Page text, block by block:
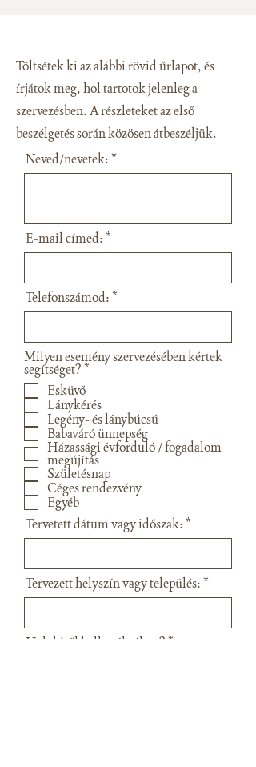
Töltsétek ki az alábbi rövid űrlapot, és
írjátok meg, hol tartotok jelenleg a
szervezésben. A részleteket az első
beszélgetés során közösen átbeszéljük.
Neved/nevetek:
E-mail címed:
Telefonszámod:
Milyen esemény szervezésében kértek
segítséget?*K
e
l
e
z
ő
Esküvő
Lánykérés
Legény- és lánybúcsú
Babaváró ünnepség
Házassági évforduló / fogadalom
megújítás
Születésnap
Céges rendezvény
Egyéb
Tervetett dátum vagy időszak:
Tervezett helyszín vagy település:
Hol, kitől hallottál rólam?